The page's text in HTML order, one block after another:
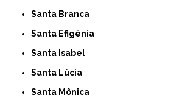
Santa Branca
Santa Efigênia
Santa Isabel
Santa Lúcia
Santa Mônica